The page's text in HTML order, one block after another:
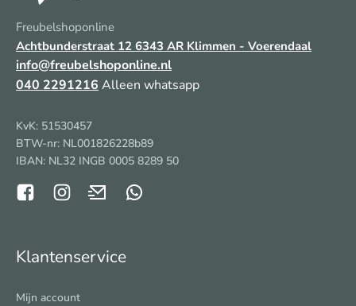
Freubelshoponline
Achtbunderstraat 12 6343 AR Klimmen - Voerendaal
info@freubelshoponline.nl
040 2291216 Alleen whatsapp
KvK: 51530457
BTW-nr: NL001826228b89
IBAN: NL32 INGB 0005 8289 50
Klantenservice
Mijn account